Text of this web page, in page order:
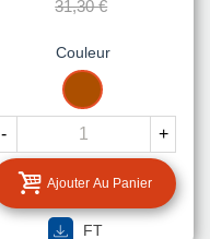
31,30 €
Couleur
TERRE
CUITE
- +
Ajouter Au Panier
FT